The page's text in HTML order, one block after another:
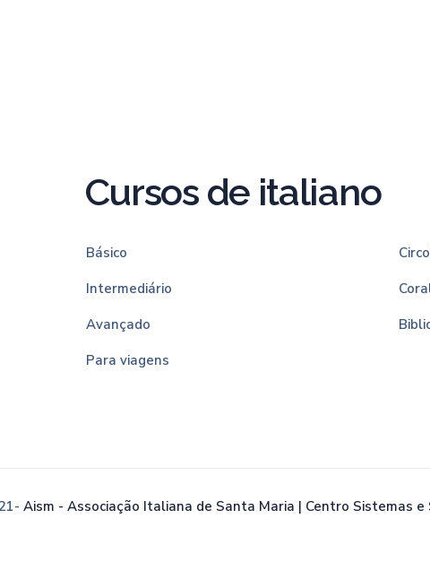
Cursos de italiano
Básico
Intermediário
Avançado
Para viagens
- Aism - Associação Italiana de Santa Maria | Centro Sistemas e